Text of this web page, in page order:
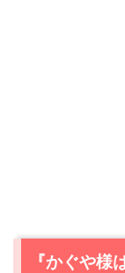
『かぐや様